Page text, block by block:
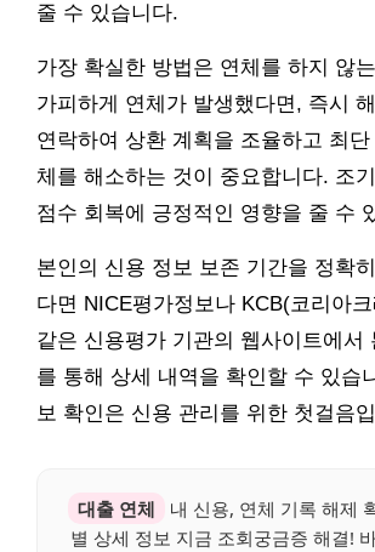
줄 수 있습니다.
가장 확실한 방법은 연체를 하지 않
가피하게 연체가 발생했다면, 즉시
연락하여 상환 계획을 조율하고 최
체를 해소하는 것이 중요합니다. 조
점수 회복에 긍정적인 영향을 줄 수
본인의 신용 정보 보존 기간을 정확
다면 NICE평가정보나 KCB(코리아
같은 신용평가 기관의 웹사이트에서
를 통해 상세 내역을 확인할 수 있습
보 확인은 신용 관리를 위한 첫걸음
대출 연체
내 신용, 연체 기록 해제
별 상세 정보 지금 조회궁금증 해결!